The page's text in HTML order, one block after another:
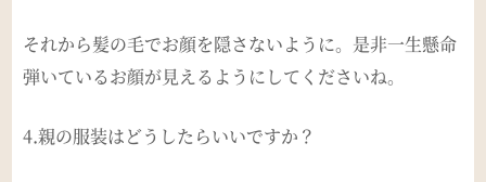
それから髪の毛でお顔を隠さないように。是非一生懸命
弾いているお顔が見えるようにしてくださいね。
4.親の服装はどうしたらいいですか？